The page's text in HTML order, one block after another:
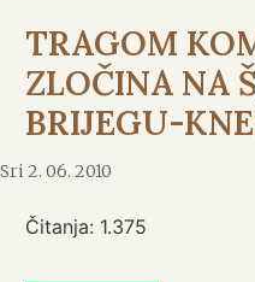
TRAGOM
ZLOČINA NA
BRIJEGU-
Sri 2. 06. 2010
Čitanja: 1.375